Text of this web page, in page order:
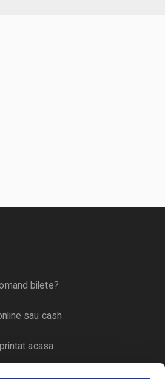
bilete?
sau cash
acasa
prin curier